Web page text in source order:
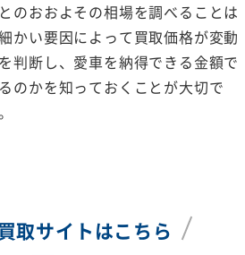
のおおよその相場を調べることは
かい要因によって買取価格が変動
判断し、愛車を納得できる金額で
のかを知っておくことが大切で
買取サイトはこちら